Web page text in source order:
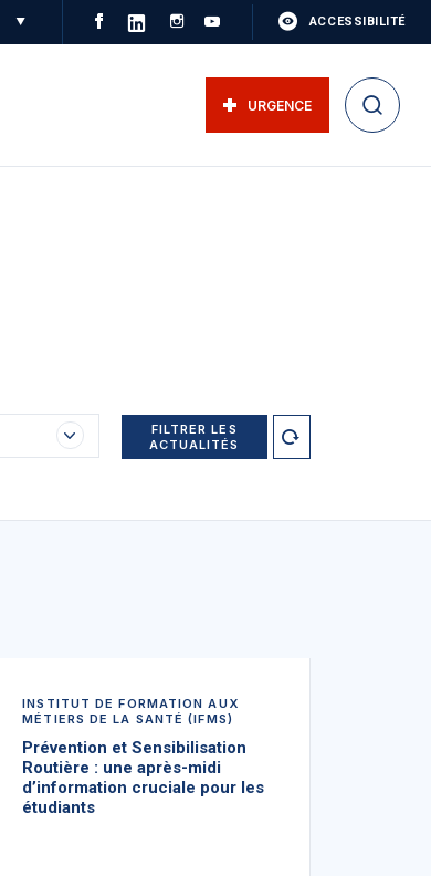
ACCESSIBILITÉ
URGENCE
FILTRER LES
ACTUALITÉS
INSTITUT DE FORMATION AUX
MÉTIERS DE LA SANTÉ (IFMS)
Prévention et Sensibilisation
Routière : une après-midi
d’information cruciale pour les
étudiants